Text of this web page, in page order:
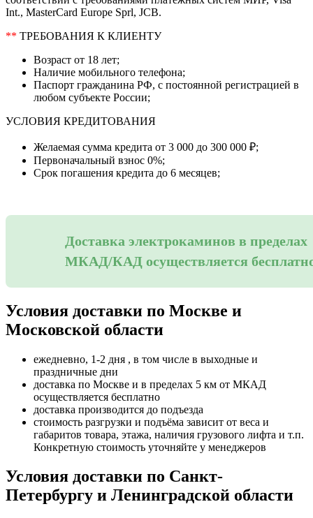
Int., MasterCard Europe Sprl, JCB.
** ТРЕБОВАНИЯ К КЛИЕНТУ
Возраст от 18 лет;
Наличие мобильного телефона;
Паспорт гражданина РФ, с постоянной регистрацией в
любом субъекте России;
УСЛОВИЯ КРЕДИТОВАНИЯ
Желаемая сумма кредита от 3 000 до 300 000 ₽;
Первоначальный взнос 0%;
Срок погашения кредита до 6 месяцев;
Доставка электрокаминов в пределах
МКАД/КАД осуществляется
Условия доставки по Москве и
Московской области
ежедневно, 1-2 дня , в том числе в выходные и
праздничные дни
доставка по Москве и в пределах 5 км от МКАД
осуществляется бесплатно
доставка производится до подъезда
стоимость разгрузки и подъёма зависит от веса и
габаритов товара, этажа, наличия грузового лифта и т.п.
Конкретную стоимость уточняйте у менеджеров
Условия доставки по Санкт-
Петербургу и Ленинградской области